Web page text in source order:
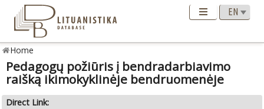
Home
Pedagogų požiūris į bendradarbiavimo
raišką ikimokyklinėje bendruomenėje
Direct Link: